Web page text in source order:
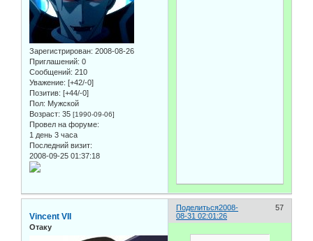
Зарегистрирован: 2008-08-26
Приглашений: 0
Сообщений: 210
Уважение: [+42/-0]
Позитив: [+44/-0]
Пол: Мужской
Возраст: 35 [1990-09-06]
Провел на форуме:
1 день 3 часа
Последний визит:
2008-09-25 01:37:18
Поделиться 57
2008-
08-31 02:01:26
Vincent VII
Отаку